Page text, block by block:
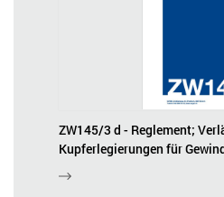
ZW145/3 d - Reglement;
Kupferlegierungen für